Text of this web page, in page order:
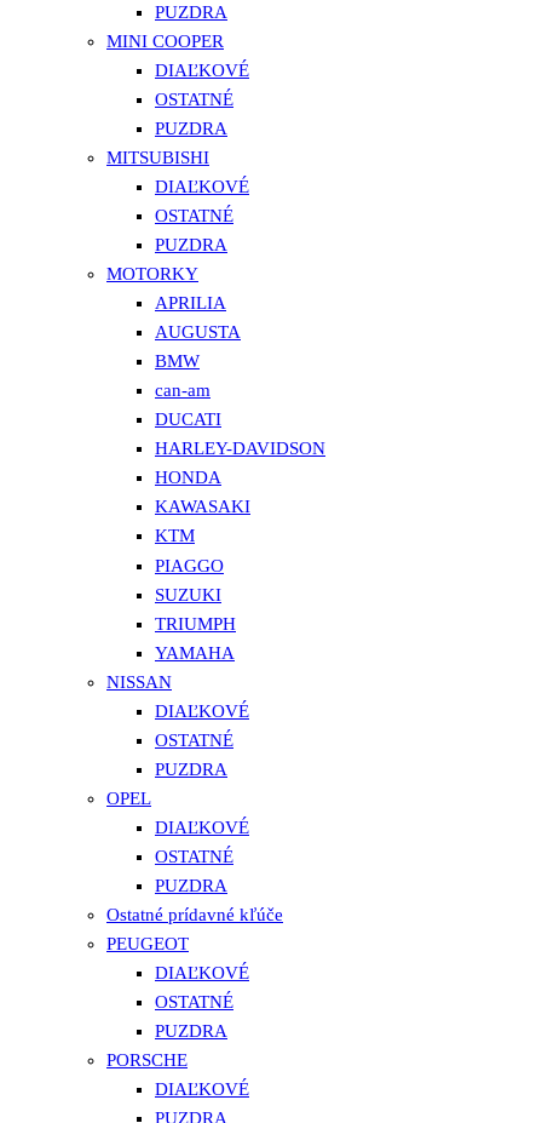
PUZDRA
MINI COOPER
DIAĽKOVÉ
OSTATNÉ
PUZDRA
MITSUBISHI
DIAĽKOVÉ
OSTATNÉ
PUZDRA
MOTORKY
APRILIA
AUGUSTA
BMW
can-am
DUCATI
HARLEY-DAVIDSON
HONDA
KAWASAKI
KTM
PIAGGO
SUZUKI
TRIUMPH
YAMAHA
NISSAN
DIAĽKOVÉ
OSTATNÉ
PUZDRA
OPEL
DIAĽKOVÉ
OSTATNÉ
PUZDRA
Ostatné prídavné kľúče
PEUGEOT
DIAĽKOVÉ
OSTATNÉ
PUZDRA
PORSCHE
DIAĽKOVÉ
PUZDRA